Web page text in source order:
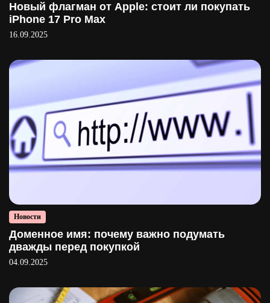
Новый флагман от Apple: стоит ли покупать
iPhone 17 Pro Max
16.09.2025
Новости
Доменное имя: почему важно подумать
дважды перед покупкой
04.09.2025